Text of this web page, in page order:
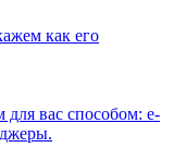
как его
вас способом: e-